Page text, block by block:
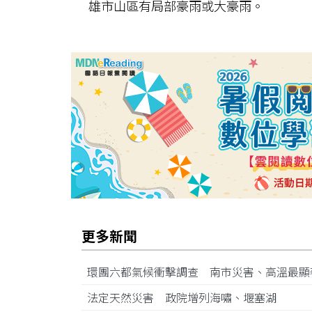
雄市山區有局部豪雨或大豪雨。
更多新聞
環團六都氣候衝擊調查 南市災害、高溫最
法定天然災害 政院增列海嘯、堰塞湖